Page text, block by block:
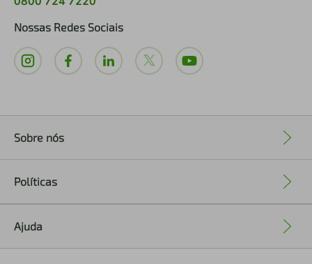
Nossas Redes Sociais
Sobre nós
Políticas
Ajuda